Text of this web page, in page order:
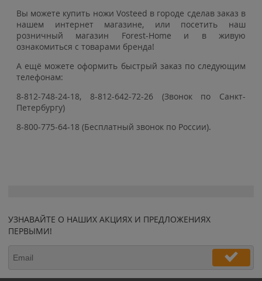
Вы можете купить ножи Vosteed в городе сделав заказ в
нашем интернет магазине, или посетить наш
розничный магазин Forest-Home и в живую
ознакомиться с товарами бренда!
А ещё можете оформить быстрый заказ по следующим
телефонам:
8-812-748-24-18, 8-812-642-72-26 (Звонок по Санкт-
Петербургу)
8-800-775-64-18 (Бесплатный звонок по России).
УЗНАВАЙТЕ О НАШИХ АКЦИЯХ И ПРЕДЛОЖЕНИЯХ
ПЕРВЫМИ!